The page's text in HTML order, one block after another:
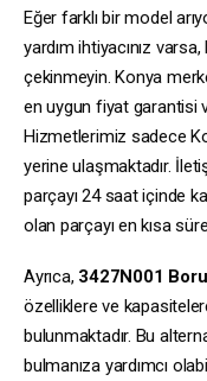
Eğer farklı bir model
yardım ihtiyacınız
çekinmeyin. Konya
en uygun fiyat garantisi
Hizmetlerimiz sadece
yerine ulaşmaktadır.
parçayı 24 saat içinde
olan parçayı en kısa
Ayrıca, 3427N001 Boru
özelliklere ve
bulunmaktadır. Bu
bulmanıza yardımcı